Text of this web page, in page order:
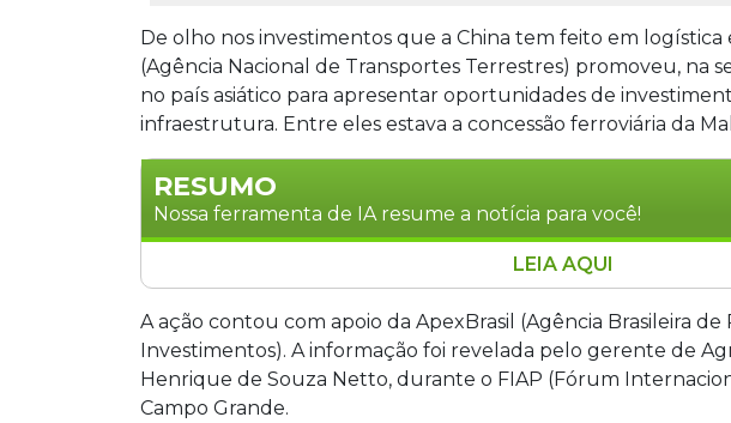
De olho nos investimentos que a China tem feito em logística
(Agência Nacional de Transportes Terrestres) promoveu, na
no país asiático para apresentar oportunidades de
infraestrutura. Entre eles estava a concessão ferroviária da
RESUMO
Nossa ferramenta de IA resume a notícia para você!
A ANTT realizou um roadshow na China, com apoio da
oportunidades de investimento em infraestrutura no
Malha Oeste. O Ministério dos Transportes aprovou o
que liga Corumbá a Mairinque, e o edital deve sair em
estratégico para reduzir custos logísticos no agronegócio,
LEIA AQUI
A ação contou com apoio da ApexBrasil (Agência Brasileira
Investimentos). A informação foi revelada pelo gerente de
Henrique de Souza Netto, durante o FIAP (Fórum
Campo Grande.